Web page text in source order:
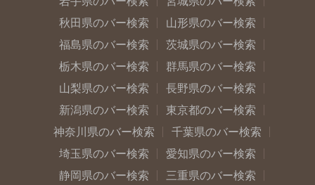
秋田県のバー検索
山形県のバー検索
福島県のバー検索
茨城県のバー検索
栃木県のバー検索
群馬県のバー検索
山梨県のバー検索
長野県のバー検索
新潟県のバー検索
東京都のバー検索
神奈川県のバー検索
千葉県のバー検索
埼玉県のバー検索
愛知県のバー検索
静岡県のバー検索
三重県のバー検索